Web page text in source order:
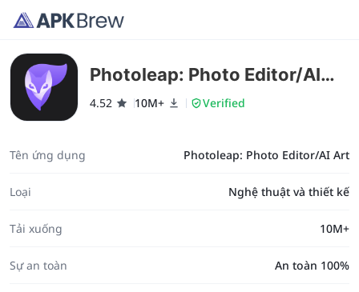
Photoleap: Photo Editor/AI
Art
4.52 10M+ Verified
Tên ứng dụng Photoleap: Photo Editor/AI Art
Loại Nghệ thuật và thiết kế
Tải xuống 10M+
Sự an toàn An toàn 100%